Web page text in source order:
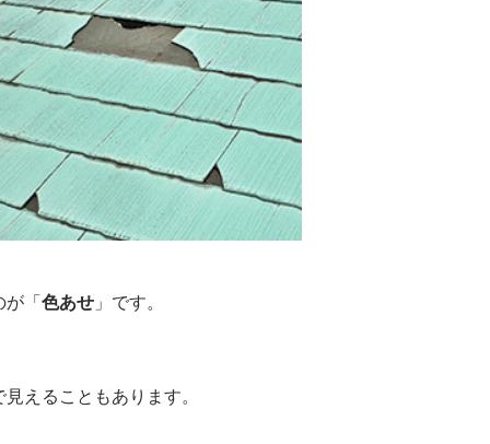
「 色あせ 」です。
えることもあります。